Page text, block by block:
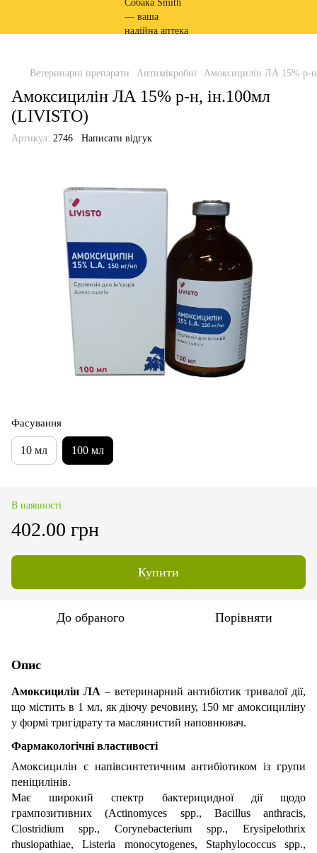
Ветеринарні препарати Антимікробні Амоксицилін ЛА 15% р-
Амоксицилін ЛА 15% р-н, ін.100мл
(LIVISTO)
Артикул: 2746 Написати відгук
Фасування
10 мл 100 мл
В наявності
402.00 грн
Купити
До обраного Порівняти
Опис
Амоксицилін ЛА – ветеринарний антибіотик тривалої дії,
що містить в 1 мл, як діючу речовину, 150 мг амоксициліну
у формі тригідрату та маслянистий наповнювач.
Фармакологічні властивості
Амоксицилін є напівсинтетичним антибіотиком із групи
пеніцилінів.
Має широкий спектр бактерицидної дії щодо
грампозитивних (Actinomyces spp., Bacillus anthracis,
Clostridium spp., Corynebacterium spp., Erysipelothrix
rhusiopathiae, Listeria monocytogenes, Staphylococcus spp.,